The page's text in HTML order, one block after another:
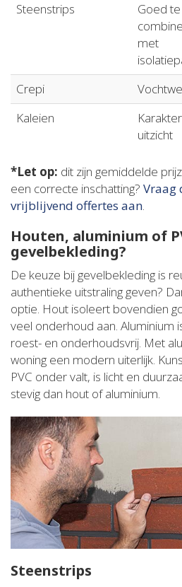
Steenstrips
Goed te
met
Crepi
Kaleien
uitzicht
*Let op: dit zijn gemiddelde
een correcte inschatting? Vraag
vrijblijvend offertes aan.
Houten, aluminium of
gevelbekleding?
De keuze bij gevelbekleding is
authentieke uitstraling geven?
optie. Hout isoleert bovendien
veel onderhoud aan. Aluminium
roest- en onderhoudsvrij. Met
woning een modern uiterlijk.
PVC onder valt, is licht en
stevig dan hout of aluminium.
Steenstrips